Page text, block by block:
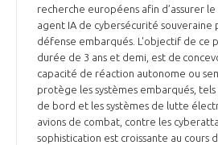
recherche européens afin d’assurer
agent IA de cybersécurité souveraine
défense embarqués. L'objectif de ce
durée de 3 ans et demi, est de
capacité de réaction autonome ou
protège les systèmes embarqués,
de bord et les systèmes de lutte
avions de combat, contre les
sophistication est croissante au cours